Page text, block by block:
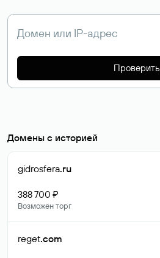
Проверить
Домены с историей
gidrosfera.ru
388 700 ₽
Возможен торг
reget.com